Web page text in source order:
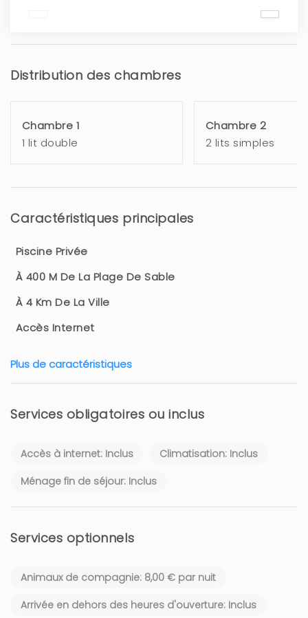
Distribution des chambres
Chambre 1
1 lit double
Chambre 2
2 lits simples
Caractéristiques principales
Piscine Privée
À 400 M De La Plage De Sable
À 4 Km De La Ville
Accès Internet
Plus de caractéristiques
Services obligatoires ou inclus
Accès à internet: Inclus
Climatisation: Inclus
Ménage fin de séjour: Inclus
Services optionnels
Animaux de compagnie: 8,00 € par nuit
Arrivée en dehors des heures d'ouverture: Inclus